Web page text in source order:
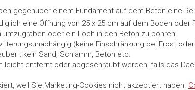
gegenüber einem Fundament auf dem Beton eine
eine Öffnung von 25 x 25 cm auf dem Boden oder
umzugraben oder ein Loch in den Beton zu bohren.
(keine Einschränkung bei Frost
kein Sand, Schlamm, Beton etc.
leicht entfernt oder abgeschraubt werden, falls das
weil Sie Marketing-Cookies nicht akzeptiert haben.